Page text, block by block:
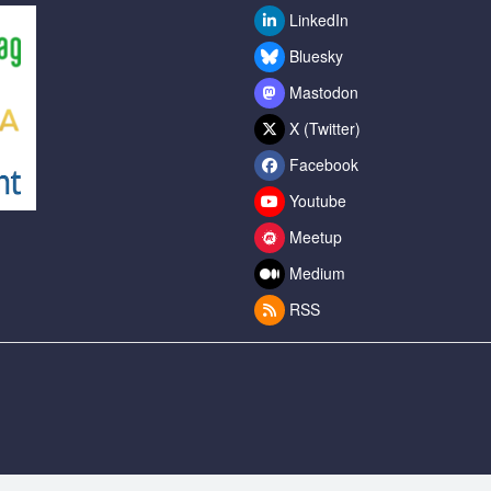
LinkedIn
Bluesky
Mastodon
X (Twitter)
Facebook
Youtube
Meetup
Medium
RSS